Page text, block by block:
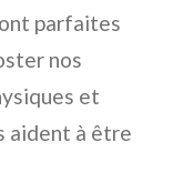
parfaites
nos
et
aident à être